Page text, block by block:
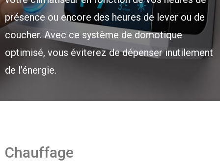
présence ou encore des heures de lever ou de
coucher. Avec ce système de domotique
optimisé, vous éviterez de dépenser inutilement
de l’énergie.
Chauffage